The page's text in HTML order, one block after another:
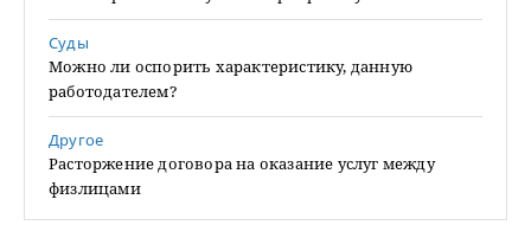
Суды
Можно ли оспорить характеристику, данную
работодателем?
Другое
Расторжение договора на оказание услуг между
физлицами